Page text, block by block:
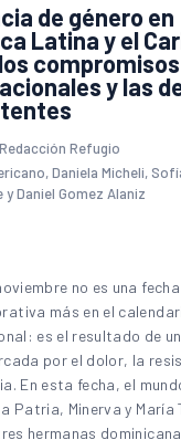
de género en
Latina y el
compromisos
y las
Refugio
Daniela Micheli,
y Daniel Gomez Alaniz
no es una fecha
más en el
es el resultado de
por el dolor, la
En esta fecha, el
Patria, Minerva y María
hermanas